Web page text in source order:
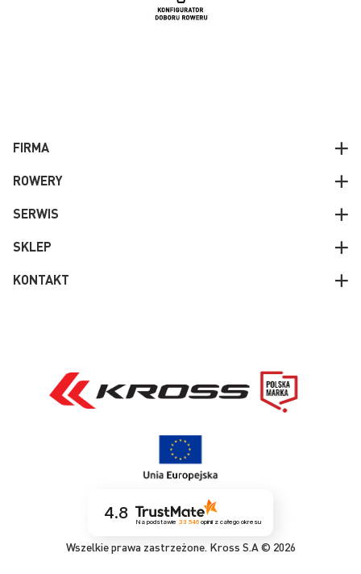
FIRMA
ROWERY
SERWIS
SKLEP
KONTAKT
4.8
Na podstawie 33 546opinii z całego okresu
Wszelkie prawa zastrzeżone. Kross S.A © 2026